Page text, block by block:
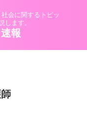
会に関するトピッ
します。
報